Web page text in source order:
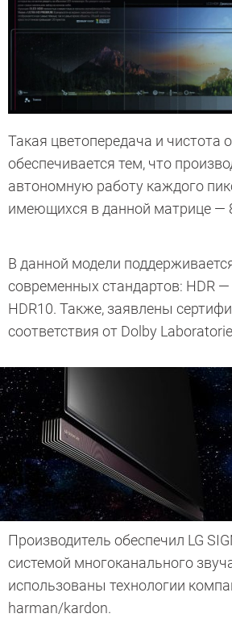
Такая цветопередача и чистота
обеспечивается тем, что
автономную работу каждого
имеющихся в данной матрице —
В данной модели
современных стандартов: HDR
HDR10. Также, заявлены
соответствия от Dolby
Производитель обеспечил LG
системой многоканального
использованы технологии
harman/kardon.